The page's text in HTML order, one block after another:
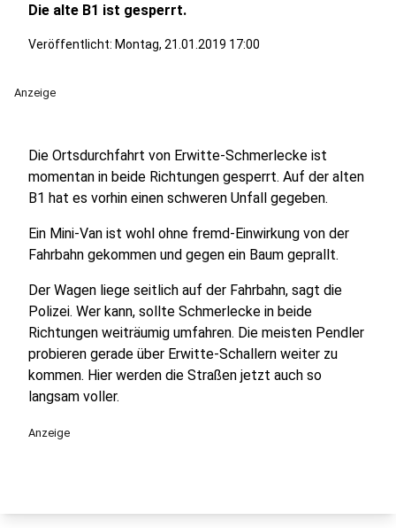
Die alte B1 ist gesperrt.
Veröffentlicht: Montag, 21.01.2019 17:00
Anzeige
Die Ortsdurchfahrt von Erwitte-Schmerlecke ist
momentan in beide Richtungen gesperrt. Auf der alten
B1 hat es vorhin einen schweren Unfall gegeben.
Ein Mini-Van ist wohl ohne fremd-Einwirkung von der
Fahrbahn gekommen und gegen ein Baum geprallt.
Der Wagen liege seitlich auf der Fahrbahn, sagt die
Polizei. Wer kann, sollte Schmerlecke in beide
Richtungen weiträumig umfahren. Die meisten Pendler
probieren gerade über Erwitte-Schallern weiter zu
kommen. Hier werden die Straßen jetzt auch so
langsam voller.
Anzeige